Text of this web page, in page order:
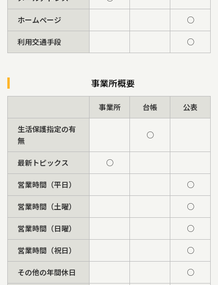
ホームページ ○
利用交通手段 ○
事業所概要
事業所 台帳 公表
生活保護指定の有
無
○
最新トピックス ○
営業時間（平日） ○
営業時間（土曜） ○
営業時間（日曜） ○
営業時間（祝日） ○
その他の年間休日 ○